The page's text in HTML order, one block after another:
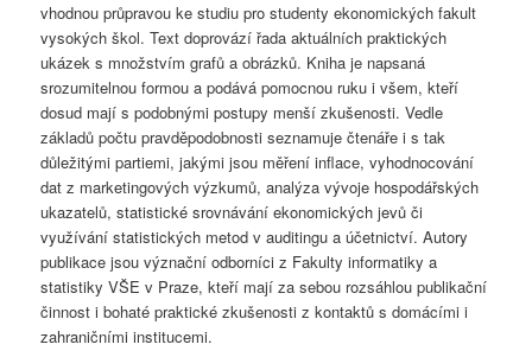
vhodnou průpravou ke studiu pro studenty ekonomických fakult
vysokých škol. Text doprovází řada aktuálních praktických
ukázek s množstvím grafů a obrázků. Kniha je napsaná
srozumitelnou formou a podává pomocnou ruku i všem, kteří
dosud mají s podobnými postupy menší zkušenosti. Vedle
základů počtu pravděpodobnosti seznamuje čtenáře i s tak
důležitými partiemi, jakými jsou měření inflace, vyhodnocování
dat z marketingových výzkumů, analýza vývoje hospodářských
ukazatelů, statistické srovnávání ekonomických jevů či
využívání statistických metod v auditingu a účetnictví. Autory
publikace jsou význační odborníci z Fakulty informatiky a
statistiky VŠE v Praze, kteří mají za sebou rozsáhlou publikační
činnost i bohaté praktické zkušenosti z kontaktů s domácími i
zahraničními institucemi.